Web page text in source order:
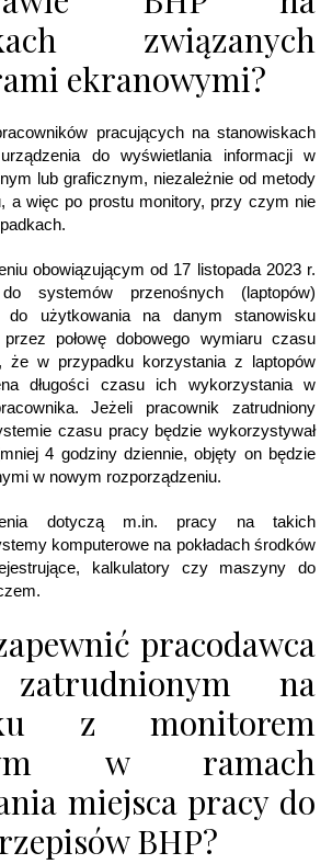
związanych
ekranowymi?
pracujących na stanowiskach
do wyświetlania informacji w
lub graficznym, niezależnie od metody
a więc po prostu monitory, przy czym nie
obowiązującym od 17 listopada 2023 r.
systemów przenośnych (laptopów)
do użytkowania na danym stanowisku
połowę dobowego wymiaru czasu
że w przypadku korzystania z laptopów
długości czasu ich wykorzystania w
Jeżeli pracownik zatrudniony
czasu pracy będzie wykorzystywał
4 godziny dziennie, objęty on będzie
w nowym rozporządzeniu.
dotyczą m.in. pracy na takich
komputerowe na pokładach środków
kalkulatory czy maszyny do
pracodawca
zatrudnionym na
z monitorem
w ramach
miejsca pracy do
BHP?